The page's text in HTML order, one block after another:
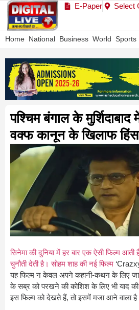
E-Paper Select
Home National Business World Sports
पश्चिम बंगाल के
वक्फ कानून के खिलाफ
सिनेमा की दुनिया में हर बार एक ऐसी फिल्म आती
चुनौती देती है। सोहम शाह की नई फिल्म
यह फिल्म न केवल अपने कहानी-कथन के लिए
के सब्र को परखने की कोशिश के लिए भी याद
इस फिल्म को देखते हैं, तो इसमें मजा आने वाला